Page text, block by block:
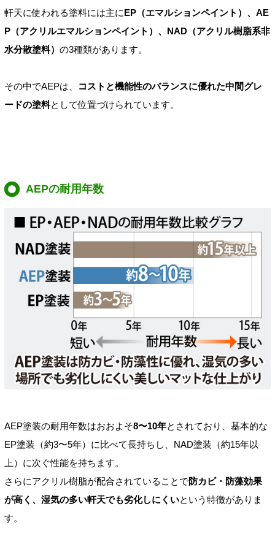
軒天に使われる塗料には主にEP（エマルションペイント）、AE
P（アクリルエマルションペイント）、NAD（アクリル樹脂系非
水分散塗料） の3種類があります。
その中でAEPは、
コストと機能性のバランスに優れた中間グレ
ードの塗料として位置づけられています。
AEPの耐用年数
AEP塗装の耐用年数はおおよそ8〜10年とされており、基本的な
EP塗装（約3〜5年）に比べて長持ちし、NAD塗装（約15年以
上）に次ぐ性能を持ちます。
さらにアクリル樹脂が配合されていることで防カビ・防藻効果
が高く、湿気の多い軒天でも劣化しにくいという特徴がありま
す。